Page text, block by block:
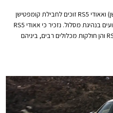
דגמי הביצועים אאודי RS4 אוונט (סטיישן) ואאודי RS5 זוכים לחבילת קומפטישן
קרביות לשיפור התנהגות הכביש והביצועים בנהיגת מסלול. נזכיר כי אאודי RS5
היא למעשה גרסת הקופה של אאודי RS4 והן חולקות מכלולים רבים, ביניהם
אלה מוגבלת ל- 290 קמ"ש. אאודי RS4 אוונט קומפטישן מאיצה מעמידה ל- 100
קמ"ש תוך 3.9 שניות, 0.2 שניות מהר יותר מהגרסה הסטנדרטית. אאודי RS5
קופה וספורטבק קומפטישן מאיצות מעמידה ל- 100 קמ"ש תוך 3.8 שניות, 0.1